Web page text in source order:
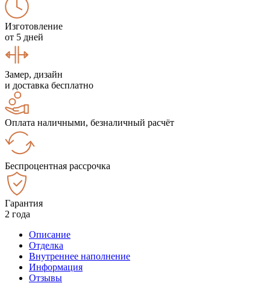
Изготовление
от 5 дней
Замер, дизайн
и доставка бесплатно
Оплата наличными, безналичный расчёт
Беспроцентная рассрочка
Гарантия
2 года
Описание
Отделка
Внутреннее наполнение
Информация
Отзывы